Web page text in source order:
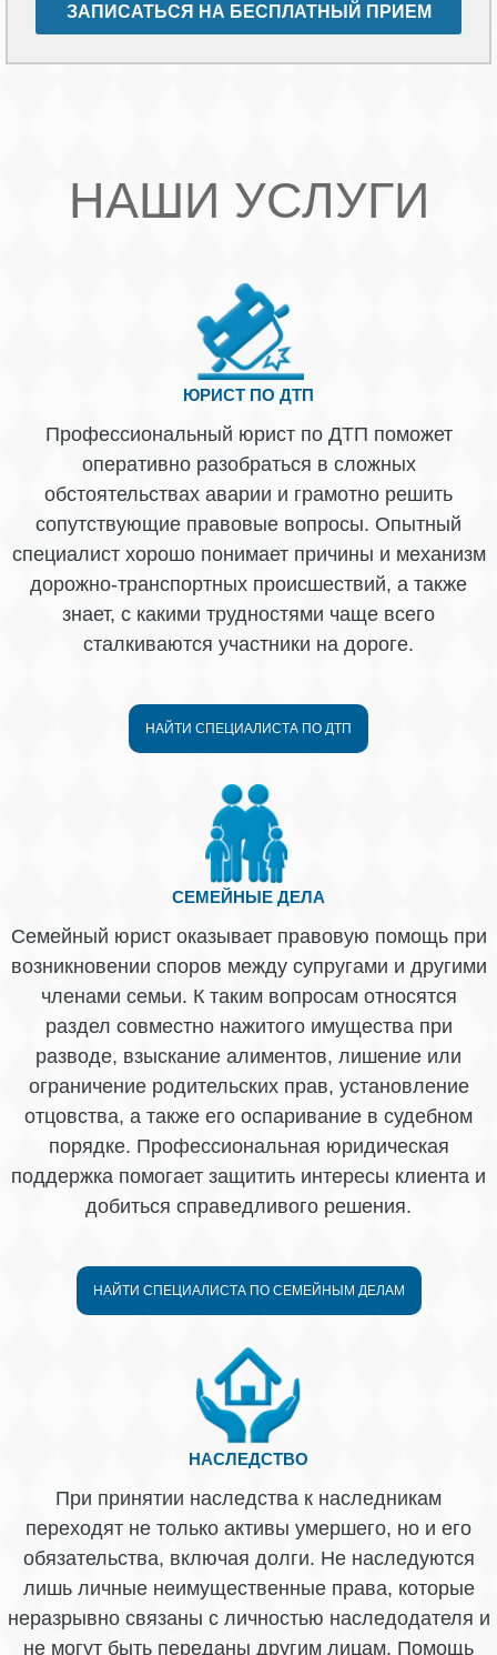
ЗАПИСАТЬСЯ НА БЕСПЛАТНЫЙ ПРИЕМ
НАШИ УСЛУГИ
ЮРИСТ ПО ДТП
Профессиональный юрист по ДТП поможет
оперативно разобраться в сложных
обстоятельствах аварии и грамотно решить
сопутствующие правовые вопросы. Опытный
специалист хорошо понимает причины и механизм
дорожно-транспортных происшествий, а также
знает, с какими трудностями чаще всего
сталкиваются участники на дороге.
НАЙТИ СПЕЦИАЛИСТА ПО ДТП
СЕМЕЙНЫЕ ДЕЛА
Семейный юрист оказывает правовую помощь при
возникновении споров между супругами и другими
членами семьи. К таким вопросам относятся
раздел совместно нажитого имущества при
разводе, взыскание алиментов, лишение или
ограничение родительских прав, установление
отцовства, а также его оспаривание в судебном
порядке. Профессиональная юридическая
поддержка помогает защитить интересы клиента и
добиться справедливого решения.
НАЙТИ СПЕЦИАЛИСТА ПО СЕМЕЙНЫМ ДЕЛАМ
НАСЛЕДСТВО
При принятии наследства к наследникам
переходят не только активы умершего, но и его
обязательства, включая долги. Не наследуются
лишь личные неимущественные права, которые
неразрывно связаны с личностью наследодателя и
не могут быть переданы другим лицам. Помощь